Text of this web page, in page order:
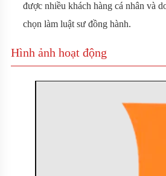
được nhiều khách hàng cá nhân và
chọn làm luật sư đồng hành.
Hình ảnh hoạt động